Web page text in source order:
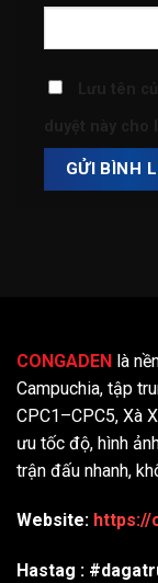
CONGADEN là
Campuchia, tập
CPC1–CPC5, Xà
ưu tốc độ, hình
trận đấu nhanh,
Website: https://
Hastag :